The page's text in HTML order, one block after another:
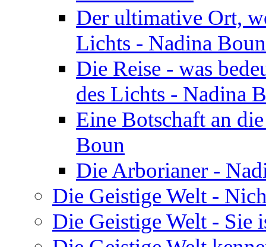
Der ultimative Ort,
Lichts - Nadina Boun
Die Reise - was
des Lichts - Nadina
Eine Botschaft an
Boun
Die Arborianer -
Die Geistige Welt -
Die Geistige Welt - Sie